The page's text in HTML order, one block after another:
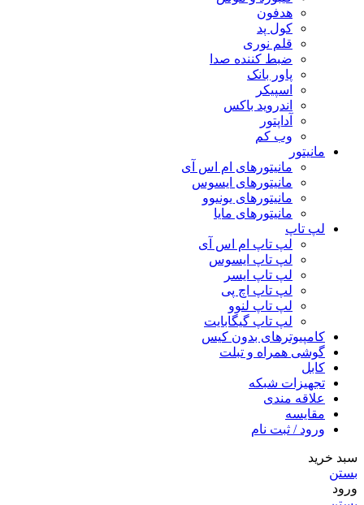
هدفون
کول پد
قلم نوری
ضبط کننده صدا
پاور بانک
اسپیکر
اندروید باکس
آداپتور
وب کم
مانیتور
مانیتورهای ام اس آی
مانیتورهای ایسوس
مانیتورهای یونیوو
مانیتورهای مایا
لپ تاپ
لپ تاپ ام اس آی
لپ تاپ ایسوس
لپ تاپ ایسر
لپ تاپ اچ پی
لپ تاپ لنوو
لپ تاپ گیگابایت
کامپیوترهای بدون کیس
گوشی همراه و تبلت
کابل
تجهیزات شبکه
علاقه مندی
مقایسه
ورود / ثبت نام
سبد خرید
بستن
ورود